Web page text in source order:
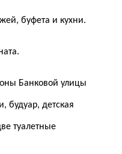
буфета и кухни.
Банковой улицы
будуар, детская
туалетные